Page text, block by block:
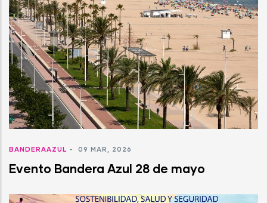
BANDERAAZUL - 09 MAR, 2026
Evento Bandera Azul 28 de mayo